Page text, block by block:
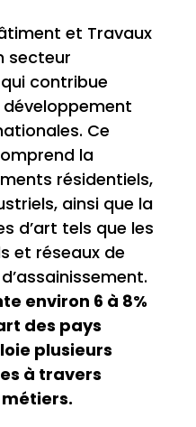
et Travaux
secteur
contribue
Ce
la
résidentiels,
ainsi que la
d’art tels que les
et réseaux de
environ 6 à 8%
des pays
plusieurs
à travers